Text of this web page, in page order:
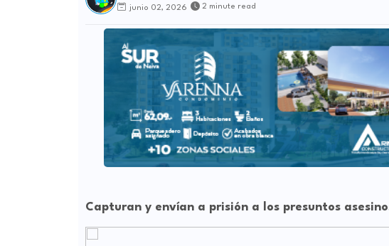
junio 02, 2026 2 minute read
Capturan y envían a prisión a los presuntos